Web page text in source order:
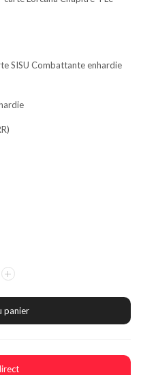
SISU Combattante enhardie
panier